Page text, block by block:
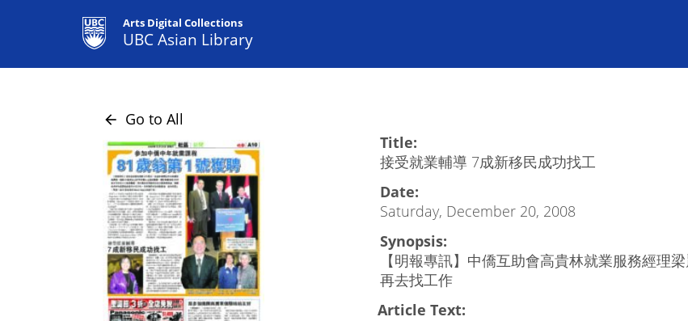
Arts Digital Collections
UBC Asian Library
arrow_back Go to All
Title:
接受就業輔導 7成新移民成功找工
Date:
Saturday, December 20, 2008
Synopsis:
【明報專訊】中僑互助會高貴林就業服務經理
再去找工作
Article Text: